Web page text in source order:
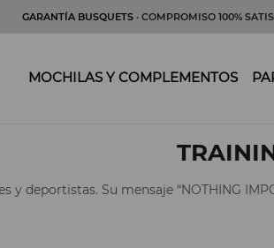
GARANTÍA BUSQUETS · COMPROMISO 100%
MOCHILAS Y COMPLEMENTOS
y deportistas. Su mensaje “NOTHING